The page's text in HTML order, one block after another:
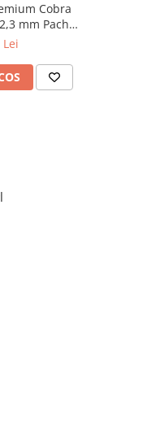
Cobra
mm Pachet